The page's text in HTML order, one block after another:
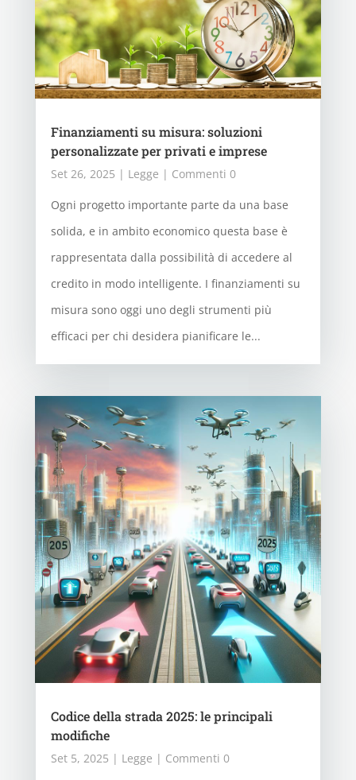
Finanziamenti su misura: soluzioni
personalizzate per privati e imprese
Set 26, 2025 | Legge | Commenti 0
Ogni progetto importante parte da una base
solida, e in ambito economico questa base è
rappresentata dalla possibilità di accedere al
credito in modo intelligente. I finanziamenti su
misura sono oggi uno degli strumenti più
efficaci per chi desidera pianificare le...
Codice della strada 2025: le principali
modifiche
Set 5, 2025 | Legge | Commenti 0